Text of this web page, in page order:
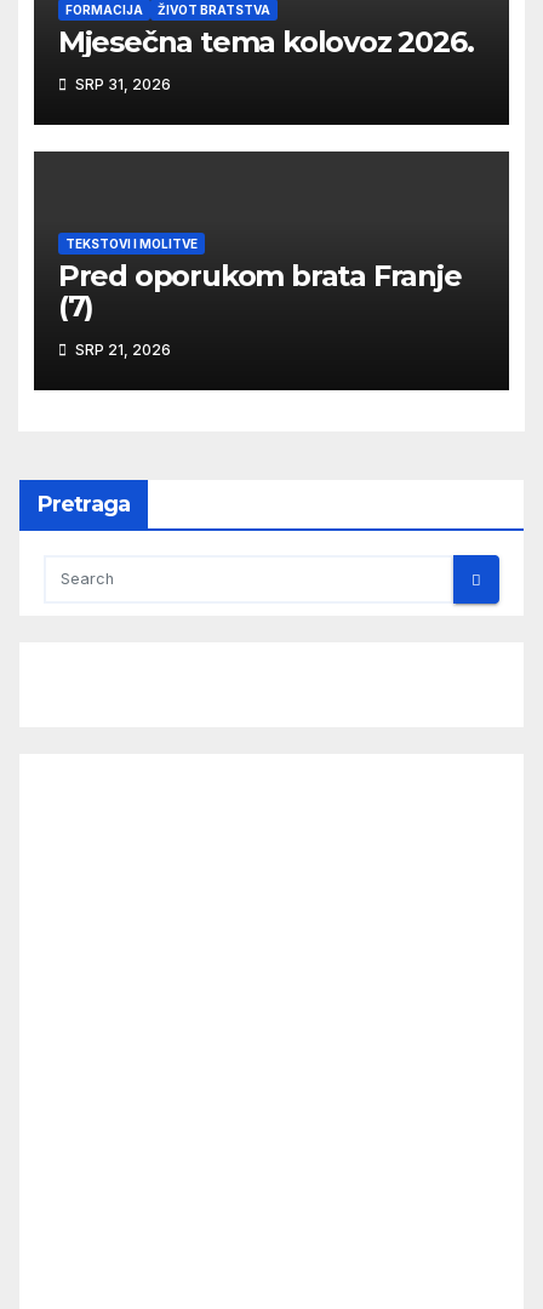
FORMACIJA ŽIVOT BRATSTVA
Mjesečna tema kolovoz 2026.
SRP 31, 2026
TEKSTOVI I MOLITVE
Pred oporukom brata Franje
(7)
SRP 21, 2026
Pretraga